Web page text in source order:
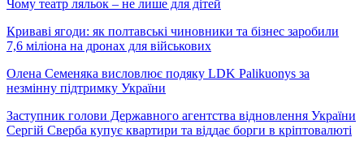
Чому театр ляльок – не лише для дітей
Криваві ягоди: як полтавські чиновники та бізнес заробили
7,6 міліона на дронах для військових
Олена Семеняка висловлює подяку LDK Palikuonys за
незмінну підтримку України
Заступник голови Державного агентства відновлення України
Сергій Сверба купує квартири та віддає борги в кріптовалюті